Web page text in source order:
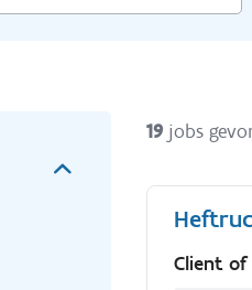
19 jobs
Client of